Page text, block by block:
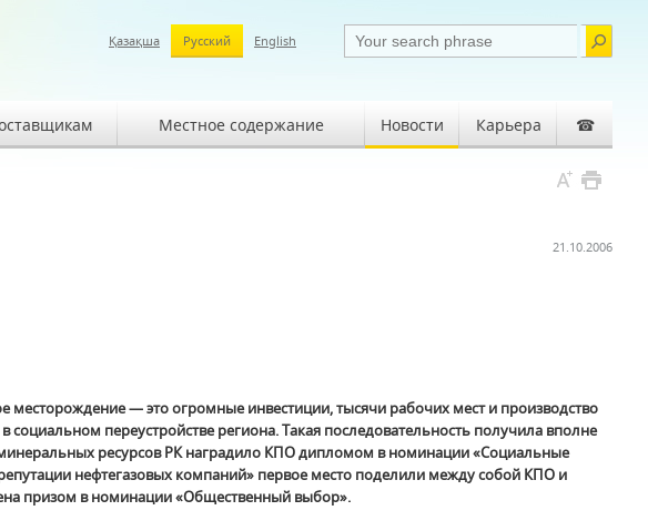
Қазақша Русский English
Местное содержание Новости Карьера ☎
21.10.2006
— это огромные инвестиции, тысячи рабочих мест и производство
переустройстве региона. Такая последовательность получила вполне
ресурсов РК наградило КПО дипломом в номинации «Социальные
нефтегазовых компаний» первое место поделили между собой КПО и
призом в номинации «Общественный выбор».